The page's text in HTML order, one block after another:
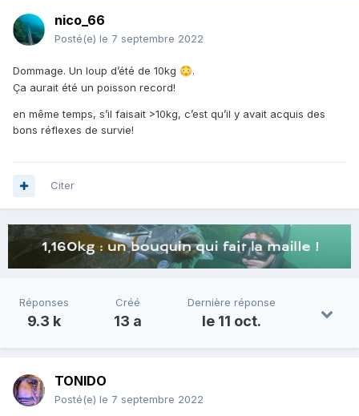
nico_66
Posté(e) le 7 septembre 2022
Dommage. Un loup d’été de 10kg 😳.
Ça aurait été un poisson record!
en même temps, s’il faisait >10kg, c’est qu’il y avait acquis des
bons réflexes de survie!
Citer
Réponses
9.3 k
Créé
13 a
Dernière réponse
le 11 oct.
TONIDO
Posté(e) le 7 septembre 2022